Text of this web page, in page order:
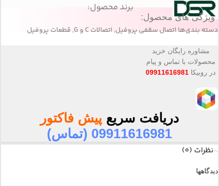
برند محصول:
ویژگی های محصول:
دسته بندی‌هااتصال سقفی پروفیل, اتصالات C و G , قطعات پروفیل
مشاوره رایگان خرید
محصولات با تماس و پیام
در روبیکا 09911616981
دریافت سریع پیش فاکتور
09911616981 (تماس)
نظرات (0)
دیدگاهها